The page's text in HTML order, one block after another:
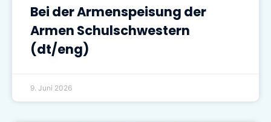
Bei der Armenspeisung der
Armen Schulschwestern
(dt/eng)
9. Juni 2026